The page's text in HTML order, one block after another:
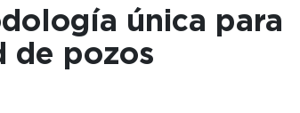
única para
de pozos